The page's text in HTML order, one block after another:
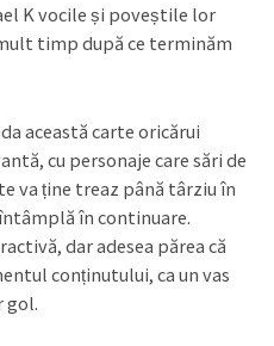
K vocile și poveștile lor
timp după ce terminăm
această carte oricărui
cu personaje care sări de
va ține treaz până târziu în
în continuare.
dar adesea părea că
conținutului, ca un vas
gol.